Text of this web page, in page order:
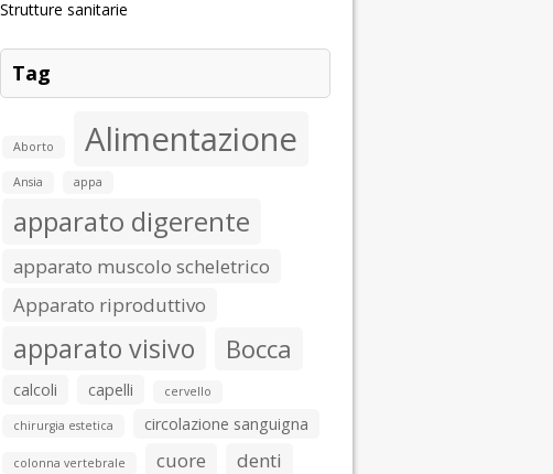
Strutture sanitarie
Tag
Aborto Alimentazione
Ansia appa
apparato digerente
apparato muscolo scheletrico
Apparato riproduttivo
apparato visivo Bocca
calcoli capelli cervello
chirurgia estetica circolazione sanguigna
colonna vertebrale cuore denti